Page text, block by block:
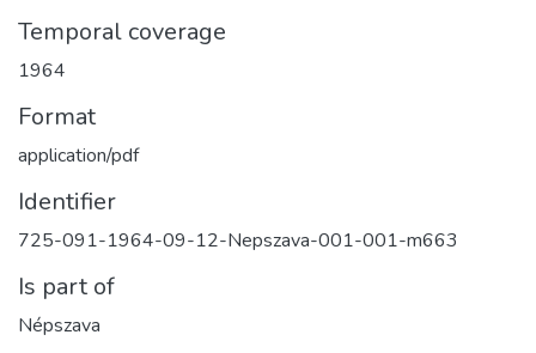
Temporal coverage
1964
Format
application/pdf
Identifier
725-091-1964-09-12-Nepszava-001-001-m663
Is part of
Népszava